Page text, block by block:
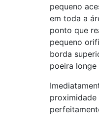
pequeno
em toda a
ponto que
pequeno
borda
poeira longe